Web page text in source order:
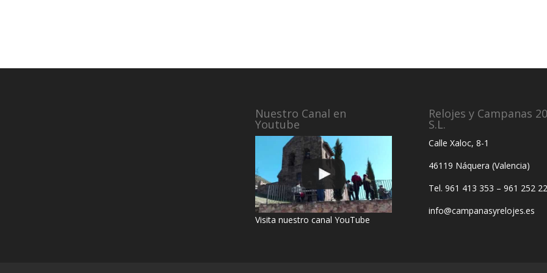
Nuestro Canal en
Youtube
Visita nuestro canal YouTube
Relojes y Campanas
S.L.
Calle Xaloc, 8-1
46119 Náquera (Valencia)
Tel. 961 413 353 – 961 252
info@campanasyrelojes.es